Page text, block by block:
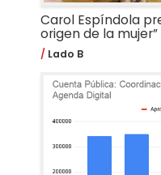
Carol Espíndola
origen de la
Lado B